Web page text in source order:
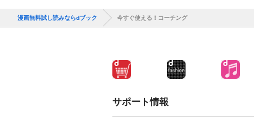
漫画無料試し読みならdブック 今すぐ使える！コーチング
サポート情報